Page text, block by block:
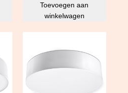
Toevoegen aan
winkelwagen